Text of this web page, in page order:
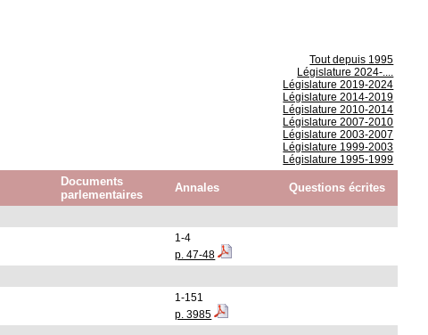
Tout depuis 1995
Législature 2024-....
Législature 2019-2024
Législature 2014-2019
Législature 2010-2014
Législature 2007-2010
Législature 2003-2007
Législature 1999-2003
Législature 1995-1999
Documents
parlementaires
Annales Questions écrites
1-4
p. 47-48
1-151
p. 3985